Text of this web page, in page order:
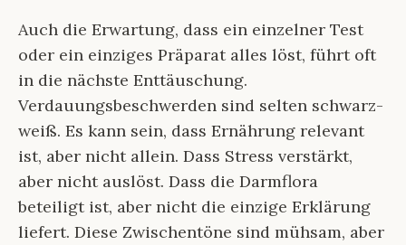
Auch die Erwartung, dass ein einzelner Test
oder ein einziges Präparat alles löst, führt oft
in die nächste Enttäuschung.
Verdauungsbeschwerden sind selten schwarz-
weiß. Es kann sein, dass Ernährung relevant
ist, aber nicht allein. Dass Stress verstärkt,
aber nicht auslöst. Dass die Darmflora
beteiligt ist, aber nicht die einzige Erklärung
liefert. Diese Zwischentöne sind mühsam, aber